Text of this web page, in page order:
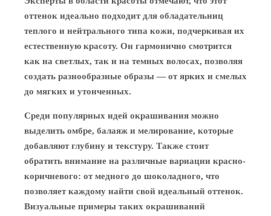
оттенок идеально подходит для обладательниц
теплого и нейтрального типа кожи, подчеркивая их
естественную красоту. Он гармонично смотрится
как на светлых, так и на темных волосах, позволяя
создать разнообразные образы — от ярких и смелых
до мягких и утонченных.
Среди популярных идей окрашивания можно
выделить омбре, балаяж и мелирование, которые
добавляют глубину и текстуру. Также стоит
обратить внимание на различные вариации красно-
коричневого: от медного до шоколадного, что
позволяет каждому найти свой идеальный оттенок.
Визуальные примеры таких окрашиваний